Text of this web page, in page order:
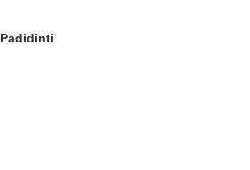
Padidinti